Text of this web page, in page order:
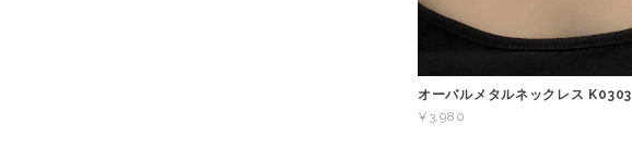
オーバルメタルネックレス K0303
¥3,980